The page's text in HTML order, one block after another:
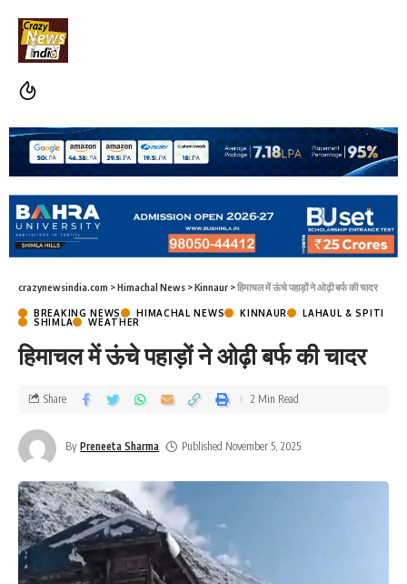
crazynewsindia.com >Himachal News >Kinnaur >हिमाचल में ऊंचे पहाड़ों ने ओढ़ी बर्फ की चादर
BREAKING NEWS HIMACHAL NEWS KINNAUR
LAHAUL & SPITI
SHIMLA
WEATHER
हिमाचल में ऊंचे पहाड़ों ने ओढ़ी बर्फ की चादर
By Preneeta Sharma Published November 5, 2025
Share 2 Min Read